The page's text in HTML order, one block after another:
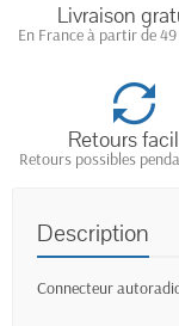
Livraison
En France à partir de
Retours
Retours possibles
Description
Connecteur